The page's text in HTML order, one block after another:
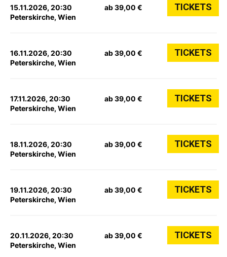
15.11.2026, 20:30
Peterskirche, Wien
ab 39,00 € TICKETS
16.11.2026, 20:30
Peterskirche, Wien
ab 39,00 € TICKETS
17.11.2026, 20:30
Peterskirche, Wien
ab 39,00 € TICKETS
18.11.2026, 20:30
Peterskirche, Wien
ab 39,00 € TICKETS
19.11.2026, 20:30
Peterskirche, Wien
ab 39,00 € TICKETS
20.11.2026, 20:30
Peterskirche, Wien
ab 39,00 € TICKETS